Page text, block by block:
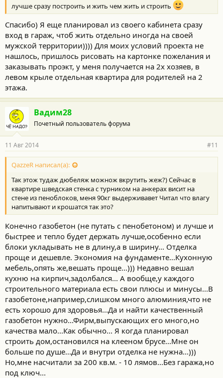
лучше сразу построить и жить чем жить и строить
Спасибо) Я еще планировал из своего кабинета сразу
вход в гараж, чтоб жить отдельно иногда на своей
мужской территории)))) Для моих условий проекта не
нашлось, пришлось рисовать на картонке пожелания и
заказывать проэкт, у меня получается на 2х хозяев, в
левом крыле отдельная квартира для родителей на 2
этажа.
Вадим28
Почетный пользователь форума
11 Авг 2014 #11
QazzeR написал(а):
Так этож тудаж дюбеляж можнож вкрутить жеж?) Сейчас в
квартире шведская стенка с турником на анкерах висит на
стене из пеноблоков, меня 90кг выдерживавет Читал что влагу
напитывают и крошатся так это?
Конечно газобетон (не путать с пенобетоном) и лучше и
быстрее и тепло будет держать лучше,особенно если
блоки укладывать не в длину,а в ширину... Отделка
проще и дешевле. Экономия на фундаменте...Кухонную
мебель,опять же,вешать проще...))) Недавно вешал
кухню на кирпич,задолбался... А вообще,у каждого
строительного материала есть свои плюсы и минусы...В
газобетоне,например,слишком много алюминия,что не
есть хорошо для здоровья...Да и найти качественный
газобетон нужно...Фирм,выпускающих его много,но
качества мало...Как обычно... Я когда планировал
строить дом,остановился на клееном брусе...Мне он
больше по душе...Да и внутри отделка не нужна...)))
Но,мне насчитали за 200 кв.м. - 10 лямов...Без гаража,но
под ключ...